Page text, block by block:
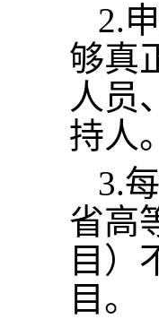
2.
够真
人员
持人。
3.
省高
目）
目。